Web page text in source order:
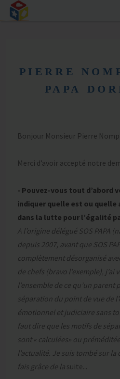
contenu
PIERRE
PAPA
Bonjour Monsieur Pierre
Merci d’avoir accepté notre
- Pouvez-vous tout d’abord
indiquer quelle est ou
dans la lutte pour l’égalité
A l’origine délégué SOS PAPA
depuis 2007, avant que SOS
complètement désorganisé
de chefs (bravo l’exemple), j’ai
l’ensemble de ce qu’un parent
séparation du point de vue de
émotionnel et judiciaire sans
faut dire que les motifs de
sont « calculées» ou
l’actualité. Je suis tombé sur la
fais grâce de la suite...